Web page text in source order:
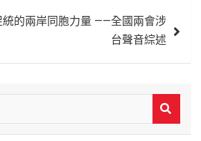
統的兩岸同胞力量 ——全國兩會涉
台聲音綜述